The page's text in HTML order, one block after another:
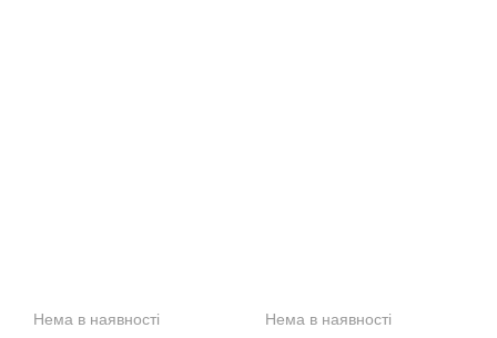
Нема в наявності Нема в наявності